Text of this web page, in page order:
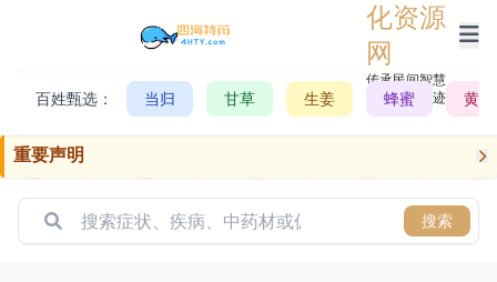
化资源
网
传承民间智慧，
记录历史轨迹
百姓甄选： 当归 甘草 生姜 蜂蜜 黄芪
重要声明
搜索